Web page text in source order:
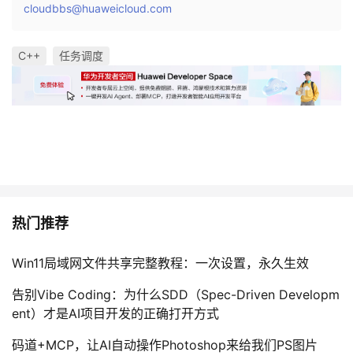
cloudbbs@huaweicloud.com
C++ 任务调度
热门推荐
Win11局域网文件共享完整教程：一次设置，永久生效
告别Vibe Coding：为什么SDD（Spec-Driven Developm
ent）才是AI项目开发的正确打开方式
码道+MCP，让AI自动操作Photoshop来给我们PS图片